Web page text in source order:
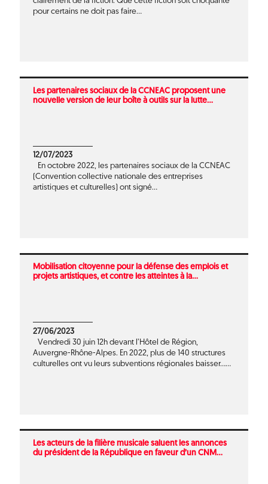
pour certains ne doit pas faire...
Les partenaires sociaux de la CCNEAC proposent une
nouvelle version de leur boîte à outils sur la lutte...
12/07/2023
En octobre 2022, les partenaires sociaux de la CCNEAC
(Convention collective nationale des entreprises
artistiques et culturelles) ont signé...
Mobilisation citoyenne pour la défense des emplois et
projets artistiques, et contre les atteintes à la...
27/06/2023
Vendredi 30 juin 12h devant l’Hôtel de Région,
Auvergne-Rhône-Alpes. En 2022, plus de 140 structures
culturelles ont vu leurs subventions régionales baisser......
Les acteurs de la filière musicale saluent les annonces
du président de la République en faveur d’un CNM...